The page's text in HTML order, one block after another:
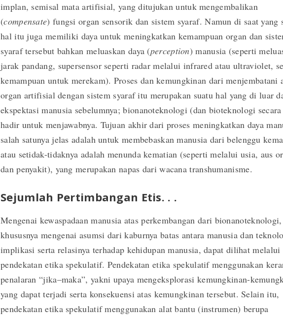
implan, semisal mata artifisial, yang ditujukan untuk mengembalikan
(compensate) fungsi organ sensorik dan sistem syaraf. Namun di saat yang
hal itu juga memiliki daya untuk meningkatkan kemampuan organ dan
syaraf tersebut bahkan meluaskan daya (perception) manusia (seperti
jarak pandang, supersensor seperti radar melalui infrared atau ultraviolet,
kemampuan untuk merekam). Proses dan kemungkinan dari menjembatani
organ artifisial dengan sistem syaraf itu merupakan suatu hal yang di luar
ekspektasi manusia sebelumnya; bionanoteknologi (dan bioteknologi
hadir untuk menjawabnya. Tujuan akhir dari proses meningkatkan daya
salah satunya jelas adalah untuk membebaskan manusia dari belenggu
atau setidak-tidaknya adalah menunda kematian (seperti melalui usia, aus
dan penyakit), yang merupakan napas dari wacana transhumanisme.
Sejumlah Pertimbangan Etis. . .
Mengenai kewaspadaan manusia atas perkembangan dari bionanoteknologi,
khususnya mengenai asumsi dari kaburnya batas antara manusia dan
implikasi serta relasinya terhadap kehidupan manusia, dapat dilihat melalui
pendekatan etika spekulatif. Pendekatan etika spekulatif menggunakan
penalaran “jika–maka”, yakni upaya mengeksplorasi kemungkinan-
yang dapat terjadi serta konsekuensi atas kemungkinan tersebut. Selain itu,
pendekatan etika spekulatif menggunakan alat bantu (instrumen) berupa